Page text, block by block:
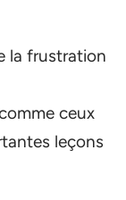
la frustration
ceux
leçons